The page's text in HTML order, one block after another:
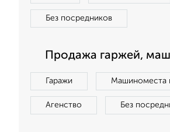
Без посредников
Продажа гаржей,
Гаражи Машиноместа
Агенство Без